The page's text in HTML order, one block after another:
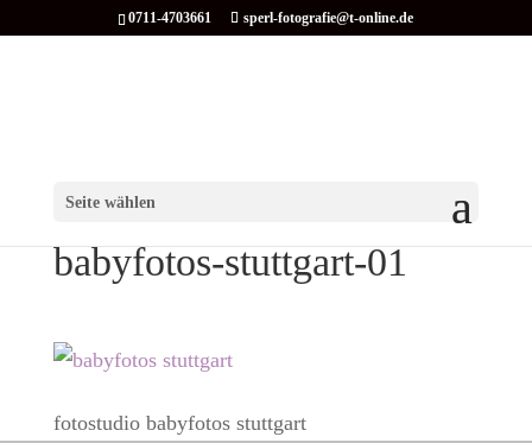
0711-4703661 sperl-fotografie@t-online.de
Seite wählen
babyfotos-stuttgart-01
fotostudio babyfotos stuttgart